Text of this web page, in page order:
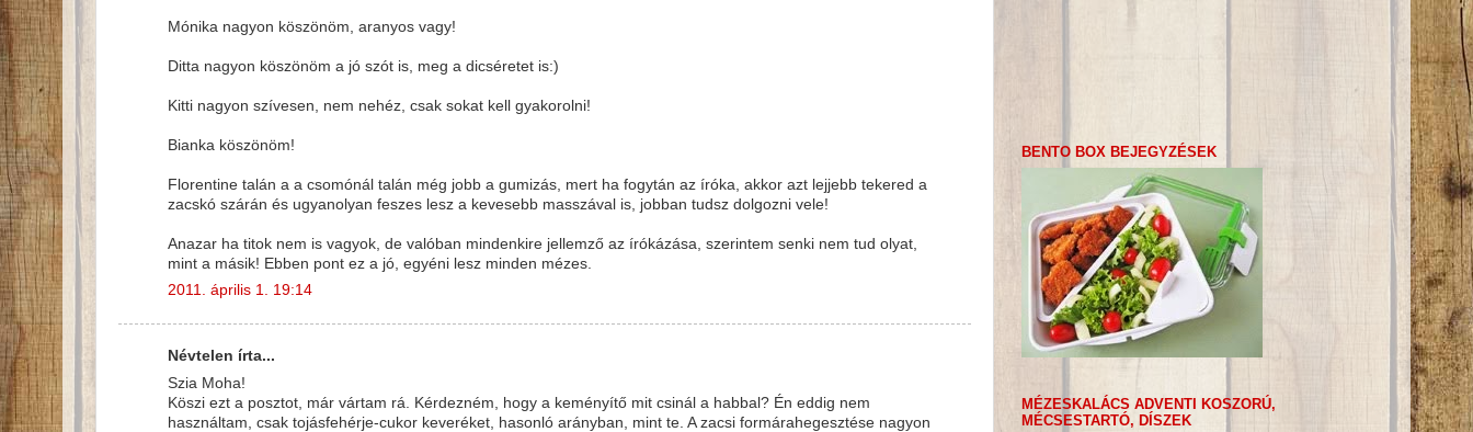
Mónika nagyon köszönöm, aranyos vagy!
Ditta nagyon köszönöm a jó szót is, meg a dicséretet is:)
Kitti nagyon szívesen, nem nehéz, csak sokat kell gyakorolni!
Bianka köszönöm!
Florentine talán a a csomónál talán még jobb a gumizás, mert ha fogytán az íróka, akkor azt lejjebb tekered a
zacskó szárán és ugyanolyan feszes lesz a kevesebb masszával is, jobban tudsz dolgozni vele!
Anazar ha titok nem is vagyok, de valóban mindenkire jellemző az írókázása, szerintem senki nem tud olyat,
mint a másik! Ebben pont ez a jó, egyéni lesz minden mézes.
2011. április 1. 19:14
Névtelen írta...
Szia Moha!
Köszi ezt a posztot, már vártam rá. Kérdezném, hogy a keményítő mit csinál a habbal? Én eddig nem
használtam, csak tojásfehérje-cukor keveréket, hasonló arányban, mint te. A zacsi formárahegesztése nagyon
BENTO BOX BEJEGYZÉSEK
MÉZESKALÁCS ADVENTI KOSZORÚ,
MÉCSESTARTÓ, DÍSZEK